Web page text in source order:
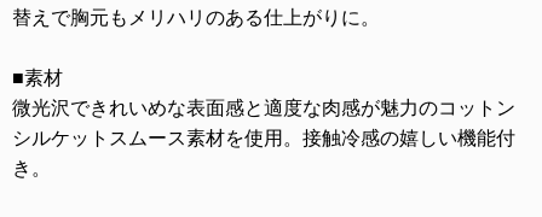
替えで胸元もメリハリのある仕上がりに。
■素材
微光沢できれいめな表面感と適度な肉感が魅力のコットン
シルケットスムース素材を使用。接触冷感の嬉しい機能付
き。